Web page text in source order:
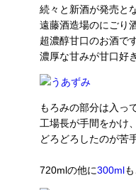
続々と新酒が発売と
遠藤酒造場のにごり
超濃醇甘口のお酒で
濃厚な甘みが甘口好
もろみの部分は入っ
工場長が手間をかけ
どろどろしたのが苦
720mlの他に300ml